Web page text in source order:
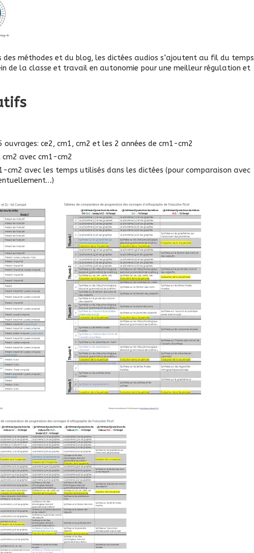
méthodes et du blog, les dictées audios s’ajoutent au fil du temps
de la classe et travail en autonomie pour une meilleur régulation et
ce2, cm1, cm2 et les 2 années de cm1-cm2
avec cm1-cm2
cm2 avec les temps utilisés dans les dictées (pour comparaison avec